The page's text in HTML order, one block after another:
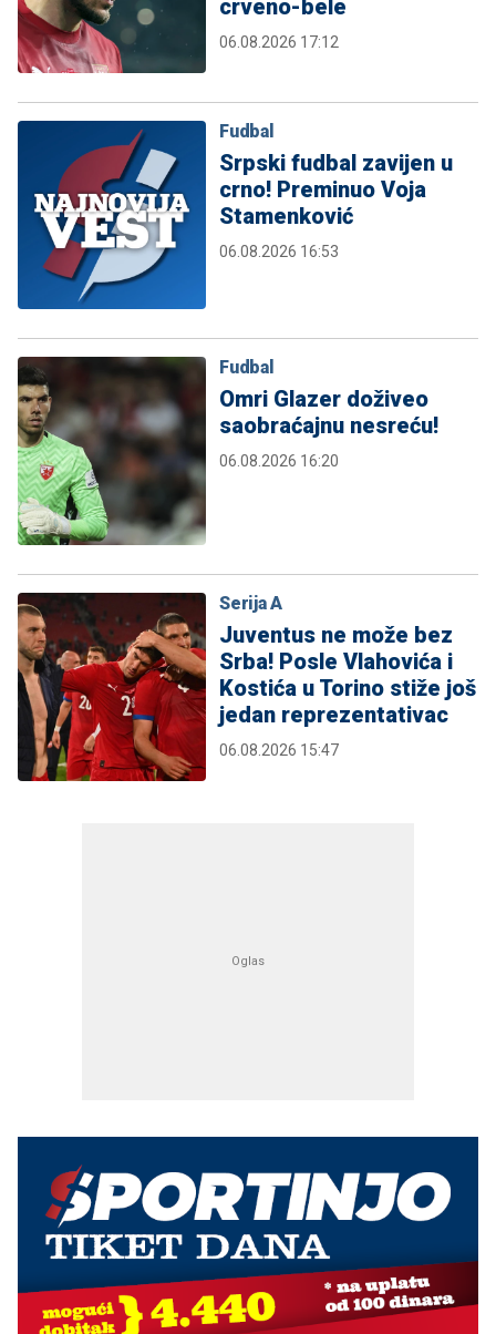
crveno-bele
06.08.2026 17:12
Fudbal
Srpski fudbal zavijen u
crno! Preminuo Voja
Stamenković
06.08.2026 16:53
Fudbal
Omri Glazer doživeo
saobraćajnu nesreću!
06.08.2026 16:20
Serija A
Juventus ne može bez
Srba! Posle Vlahovića i
Kostića u Torino stiže još
jedan reprezentativac
06.08.2026 15:47